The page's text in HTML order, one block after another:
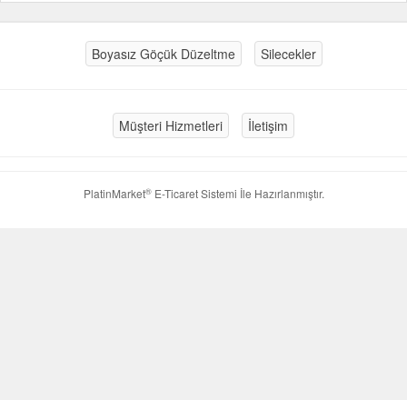
Boyasız Göçük Düzeltme Silecekler
Müşteri Hizmetleri İletişim
PlatinMarket®E-Ticaret Sistemi İle Hazırlanmıştır.